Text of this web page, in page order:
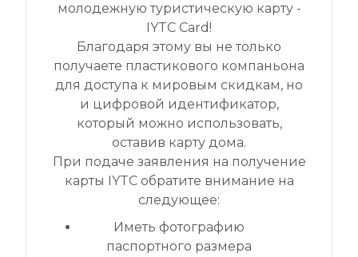
молодежную туристическую карту -
IYTC Card!
Благодаря этому вы не только
получаете пластикового компаньона
для доступа к мировым скидкам, но
и цифровой идентификатор,
который можно использовать,
оставив карту дома.
При подаче заявления на получение
карты IYTC обратите внимание на
следующее:
Иметь фотографию
паспортного размера